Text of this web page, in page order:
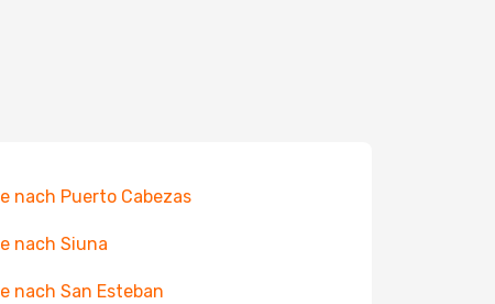
nach Puerto Cabezas
nach Siuna
nach San Esteban